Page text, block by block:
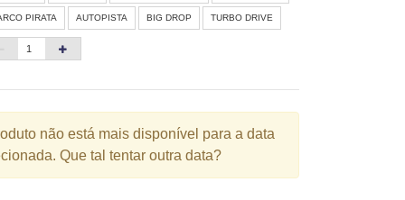
1
24 25
31
PIRATA AUTOPISTA BIG DROP TURBO DRIVE
não está mais disponível para a data
Que tal tentar outra data?